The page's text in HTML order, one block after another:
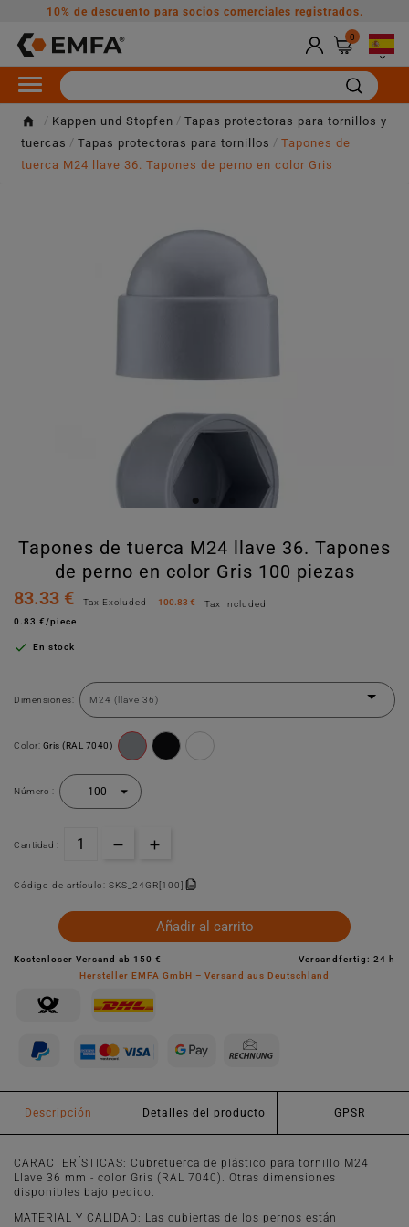
10% de descuento para socios comerciales registrados.
0

Kappen und Stopfen
Tapas protectoras para tornillos y
tuercas
Tapas protectoras para tornillos
Tapones de
tuerca M24 llave 36. Tapones de perno en color Gris
Tapones de tuerca M24 llave 36. Tapones
de perno en color Gris 100 piezas
83.33 €
Tax Excluded 100.83 €
Tax Included
0.83 €/piece
 En stock
Dimensiones:
Color: Gris (RAL 7040)
Número :
Cantidad :
Código de artículo: SKS_24GR[100]
Añadir al carrito
Kostenloser Versand ab 150 €
Versandfertig: 24 h
Hersteller EMFA GmbH – Versand aus Deutschland
Descripción Detalles del producto GPSR
CARACTERÍSTICAS: Cubretuerca de plástico para tornillo M24
Llave 36 mm - color Gris (RAL 7040). Otras dimensiones
disponibles bajo pedido.
MATERIAL Y CALIDAD: Las cubiertas de los pernos están